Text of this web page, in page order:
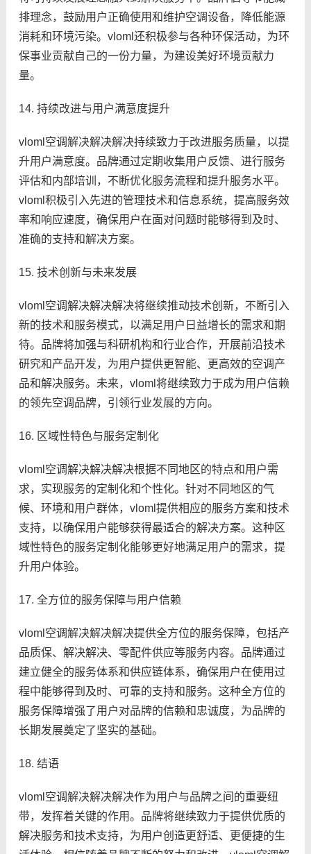
排理念，鼓励用户正确使用和维护空调设备，降低能源
消耗和环境污染。vloml还积极参与各种环保活动，为环
保事业贡献自己的一份力量，为建设美好环境贡献力
量。
14. 持续改进与用户满意度提升
vloml空调解决解决解决持续致力于改进服务质量，以提
升用户满意度。品牌通过定期收集用户反馈、进行服务
评估和内部培训，不断优化服务流程和提升服务水平。
vloml积极引入先进的管理技术和信息系统，提高服务效
率和响应速度，确保用户在面对问题时能够得到及时、
准确的支持和解决方案。
15. 技术创新与未来发展
vloml空调解决解决解决将继续推动技术创新，不断引入
新的技术和服务模式，以满足用户日益增长的需求和期
待。品牌将加强与科研机构和行业合作，开展前沿技术
研究和产品开发，为用户提供更智能、更高效的空调产
品和解决服务。未来，vloml将继续致力于成为用户信赖
的领先空调品牌，引领行业发展的方向。
16. 区域性特色与服务定制化
vloml空调解决解决解决根据不同地区的特点和用户需
求，实现服务的定制化和个性化。针对不同地区的气
候、环境和用户群体，vloml提供相应的服务方案和技术
支持，以确保用户能够获得最适合的解决方案。这种区
域性特色的服务定制化能够更好地满足用户的需求，提
升用户体验。
17. 全方位的服务保障与用户信赖
vloml空调解决解决解决提供全方位的服务保障，包括产
品质保、解决解决、零配件供应等服务内容。品牌通过
建立健全的服务体系和供应链体系，确保用户在使用过
程中能够得到及时、可靠的支持和服务。这种全方位的
服务保障增强了用户对品牌的信赖和忠诚度，为品牌的
长期发展奠定了坚实的基础。
18. 结语
vloml空调解决解决解决作为用户与品牌之间的重要纽
带，发挥着关键的作用。品牌将继续致力于提供优质的
解决服务和技术支持，为用户创造更舒适、更便捷的生